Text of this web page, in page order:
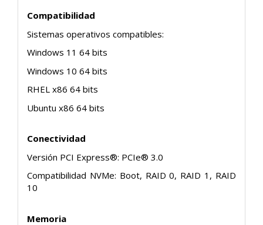
Compatibilidad
Sistemas operativos compatibles:
Windows 11 64 bits
Windows 10 64 bits
RHEL x86 64 bits
Ubuntu x86 64 bits
Conectividad
Versión PCI Express®: PCIe® 3.0
Compatibilidad NVMe: Boot, RAID 0, RAID 1, RAID
10
Memoria